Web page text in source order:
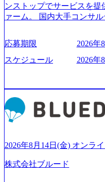
ンストップでサービスを
ァーム。 国内大手コンサ
もっと自由に誠実に提案で
張って会社が好きだと言え
たい」という想いで会社を
社出身者など、様々な経
すく魅力的な環境が整っ
ら「働きがいのある会社」
出されている。 残業時間
や各種プロジェクトマネ
をデザインする」というビ
いることは何かを追究し、
応募期限
2026年
スケジュール
2026年
2026年8月14日(金) オンラ
株式会社ブルード